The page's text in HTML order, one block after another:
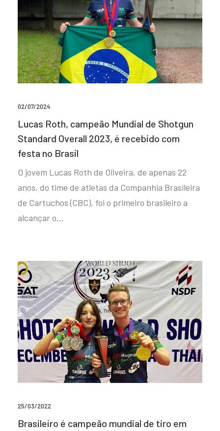
02/07/2024
Lucas Roth, campeão Mundial de Shotgun
Standard Overall 2023, é recebido com
festa no Brasil
O jovem Lucas Roth de Oliveira, de apenas 22
anos, do time de atletas da Companhia Brasileira
de Cartuchos (CBC), foi o primeiro brasileiro a
alcançar o…
25/03/2022
Brasileiro é campeão mundial de tiro em